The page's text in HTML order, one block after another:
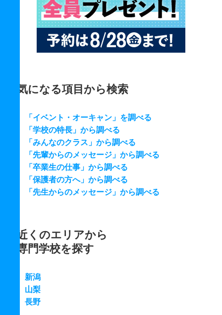
気になる項目から検索
「イベント・オーキャン」を調べる
「学校の特長」から調べる
「みんなのクラス」から調べる
「先輩からのメッセージ」から調べる
「卒業生の仕事」から調べる
「保護者の方へ」から調べる
「先生からのメッセージ」から調べる
近くのエリアから
専門学校を探す
新潟
山梨
長野